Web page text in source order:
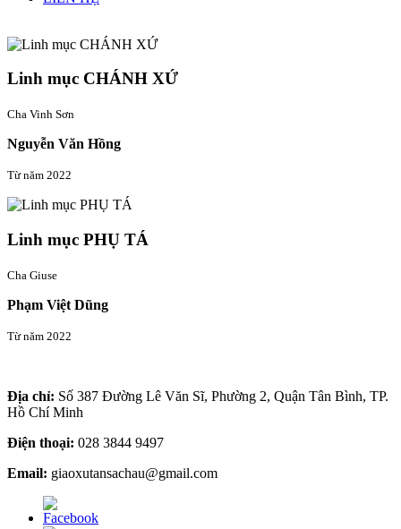
Linh mục CHÁNH XỨ
Cha Vinh Sơn
Nguyễn Văn Hồng
Từ năm 2022
Linh mục PHỤ TÁ
Cha Giuse
Phạm Việt Dũng
Từ năm 2022
Địa chỉ: Số 387 Đường Lê Văn Sĩ, Phường 2, Quận Tân Bình, TP.
Hồ Chí Minh
Điện thoại: 028 3844 9497
Email: giaoxutansachau@gmail.com